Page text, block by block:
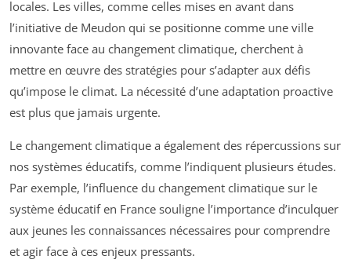
locales. Les villes, comme celles mises en avant dans
l’initiative de Meudon qui se positionne comme une ville
innovante face au changement climatique, cherchent à
mettre en œuvre des stratégies pour s’adapter aux défis
qu’impose le climat. La nécessité d’une adaptation proactive
est plus que jamais urgente.
Le changement climatique a également des répercussions sur
nos systèmes éducatifs, comme l’indiquent plusieurs études.
Par exemple, l’influence du changement climatique sur le
système éducatif en France souligne l’importance d’inculquer
aux jeunes les connaissances nécessaires pour comprendre
et agir face à ces enjeux pressants.